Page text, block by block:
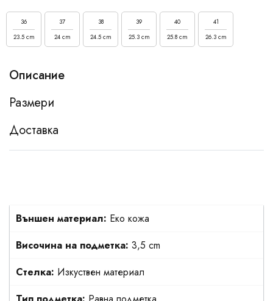
36
23.5 cm
37
24 cm
38
24.5 cm
39
25.3 cm
40
25.8 cm
41
26.3 cm
Описание
Размери
Доставка
Външен материал: Еко кожа
Височина на подметка: 3,5 cm
Стелка: Изкуствен материал